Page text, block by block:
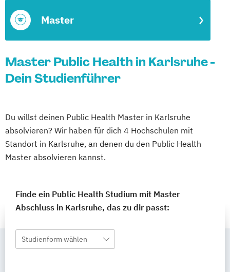
Master
Master Public Health in Karlsruhe -
Dein Studienführer
Du willst deinen Public Health Master in Karlsruhe
absolvieren? Wir haben für dich 4 Hochschulen mit
Standort in Karlsruhe, an denen du den Public Health
Master absolvieren kannst.
Finde ein Public Health Studium mit Master
Abschluss in Karlsruhe, das zu dir passt:
Studienform wählen